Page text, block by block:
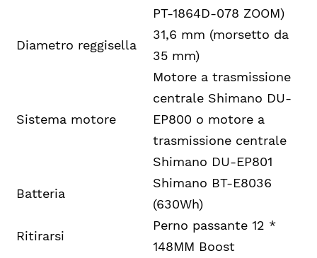
PT-1864D-078 ZOOM)
Diametro reggisella
31,6 mm (morsetto da
35 mm)
Sistema motore
Motore a trasmissione
centrale Shimano DU-
EP800 o motore a
trasmissione centrale
Shimano DU-EP801
Batteria
Shimano BT-E8036
(630Wh)
Ritirarsi
Perno passante 12 *
148MM Boost